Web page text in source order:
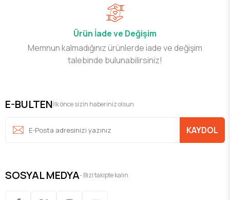
Ürün İade ve Değişim
Memnun kalmadığınız ürünlerde iade ve değişim
talebinde bulunabilirsiniz!
E-BULTENİlk önce sizin haberiniz olsun
KAYDOL
SOSYAL MEDYA- Bizi takipte kalın